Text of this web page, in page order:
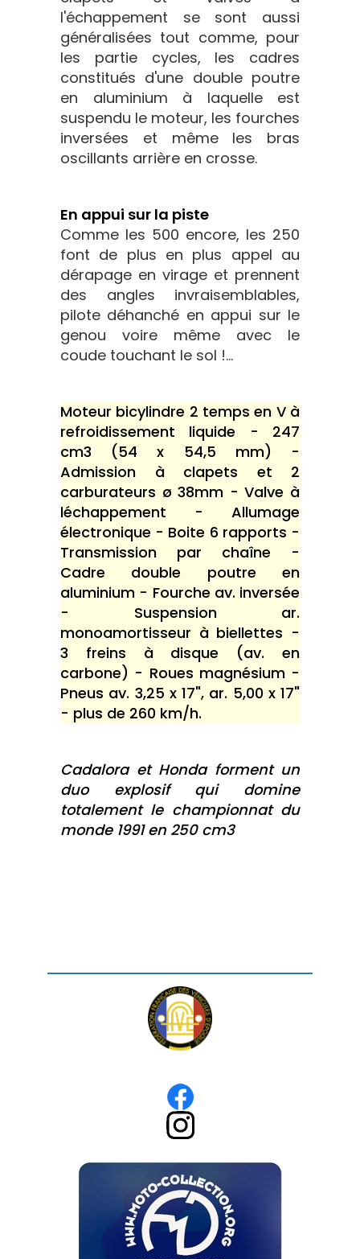
l'échappement se sont aussi
généralisées tout comme, pour
les partie cycles, les cadres
constitués d'une double poutre
en aluminium à laquelle est
suspendu le moteur, les fourches
inversées et même les bras
oscillants arrière en crosse.
En appui sur la piste
Comme les 500 encore, les 250
font de plus en plus appel au
dérapage en virage et prennent
des angles invraisemblables,
pilote déhanché en appui sur le
genou voire même avec le
coude touchant le sol !...
Moteur bicylindre 2 temps en V à
refroidissement liquide - 247
cm3 (54 x 54,5 mm) -
Admission à clapets et 2
carburateurs ø 38mm - Valve à
léchappement - Allumage
électronique - Boite 6 rapports -
Transmission par chaîne -
Cadre double poutre en
aluminium - Fourche av. inversée
- Suspension ar.
monoamortisseur à biellettes -
3 freins à disque (av. en
carbone) - Roues magnésium -
Pneus av. 3,25 x 17", ar. 5,00 x 17"
- plus de 260 km/h.
Cadalora et Honda forment un
duo explosif qui domine
totalement le championnat du
monde 1991 en 250 cm3